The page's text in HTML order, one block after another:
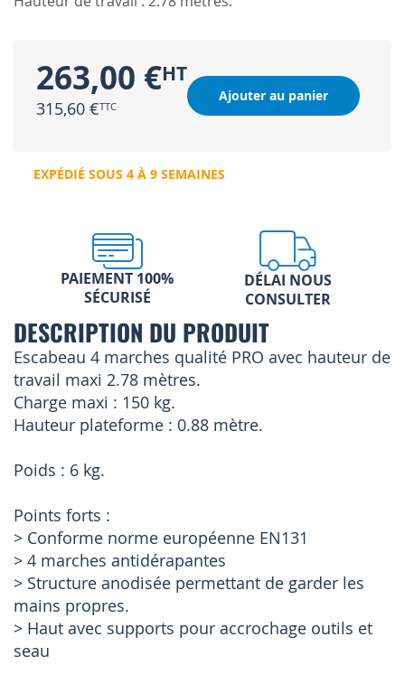
263,00 €
315,60 €
Ajouter au panier
EXPÉDIÉ SOUS 4 À 9 SEMAINES
PAIEMENT 100%
SÉCURISÉ
DÉLAI NOUS
CONSULTER
DESCRIPTION DU PRODUIT
Escabeau 4 marches qualité PRO avec hauteur de
travail maxi 2.78 mètres.
Charge maxi : 150 kg.
Hauteur plateforme : 0.88 mètre.
Poids : 6 kg.
Points forts :
> Conforme norme européenne EN131
> 4 marches antidérapantes
> Structure anodisée permettant de garder les
mains propres.
> Haut avec supports pour accrochage outils et
seau